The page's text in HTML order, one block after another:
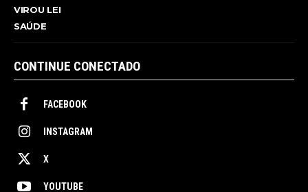
VIROU LEI
SAÚDE
CONTINUE CONECTADO
FACEBOOK
INSTAGRAM
X
YOUTUBE